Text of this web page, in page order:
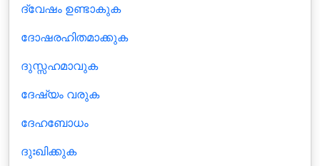
ദ്വേഷം ഉണ്ടാകുക
ദോഷരഹിതമാക്കുക
ദുസ്സഹമാവുക
ദേഷ്യം വരുക
ദേഹബോധം
ദുഃഖിക്കുക